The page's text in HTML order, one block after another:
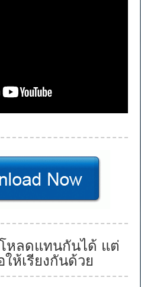
หลดแทนกันได้ แต่
ห้เรียงกันด้วย